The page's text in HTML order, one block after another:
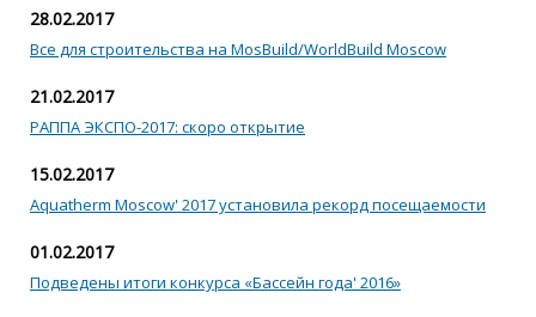
28.02.2017
Все для строительства на MosBuild/WorldBuild Moscow
21.02.2017
РАППА ЭКСПО-2017: скоро открытие
15.02.2017
Aquatherm Moscow' 2017 установила рекорд посещаемости
01.02.2017
Подведены итоги конкурса «Бассейн года' 2016»